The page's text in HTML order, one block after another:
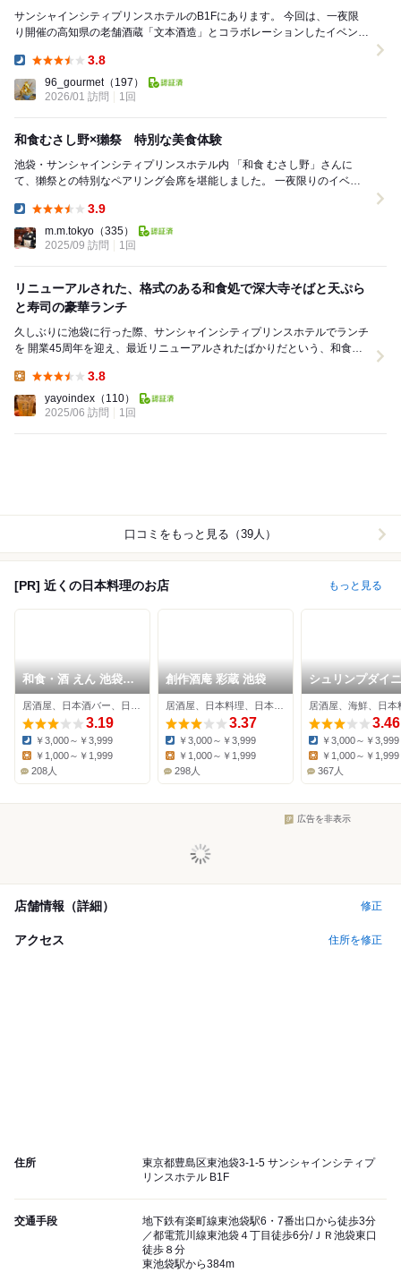
サンシャインシティプリンスホテルのB1Fにあります。 今回は、一夜限
り開催の高知県の老舗酒蔵「文本酒造」とコラボレーションしたイベント
3.8
96_gourmet （197）
2026/01 訪問
1回
和食むさし野×獺祭 特別な美食体験
池袋・サンシャインシティプリンスホテル内 「和食 むさし野」さんに
て、獺祭との特別なペアリング会席を堪能しました。 一夜限りのイベン
3.9
m.m.tokyo （335）
2025/09 訪問
1回
リニューアルされた、格式のある和食処で深大寺そばと天ぷら
と寿司の豪華ランチ
久しぶりに池袋に行った際、サンシャインシティプリンスホテルでランチ
を 開業45周年を迎え、最近リニューアルされたばかりだという、和食の
3.8
yayoindex （110）
2025/06 訪問
1回
口コミをもっと見る（39人）
[PR] 近くの日本料理のお店 もっと見る
和食・酒 えん 池袋パ
ルコ店
3.19
Dinner:
￥3,000～￥3,999
￥1,000～￥1,999
208人
創作酒庵 彩蔵 池袋
3.37
Dinner:
￥3,000～￥3,999
￥1,000～￥1,999
298人
シュリンプダイ
えび庵
居酒屋、海鮮、日本
3.46
Dinner:
￥3,000～￥3,999
￥1,000～￥1,999
367人
広告を非表示
店舗情報（詳細） 修正
アクセス 住所を修正
住所
東京都豊島区東池袋3-1-5 サンシャインシティプ
リンスホテル B1F
交通手段
地下鉄有楽町線東池袋駅6・7番出口から徒歩3分
／都電荒川線東池袋４丁目徒歩6分/ＪＲ池袋東口
徒歩８分
東池袋駅から384m